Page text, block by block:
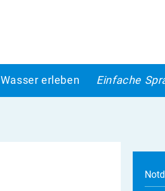
Wasser erleben Einfache